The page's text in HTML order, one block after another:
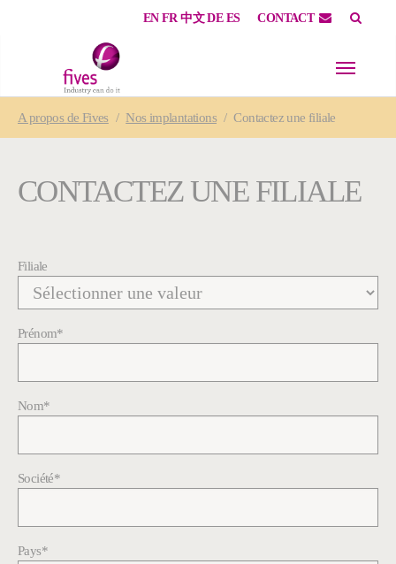
EN FR 中文 DE ES CONTACT
A propos de Fives Nos implantations Contactez une filiale
CONTACTEZ UNE FILIALE
Filiale
Prénom*
Nom*
Société*
Pays*